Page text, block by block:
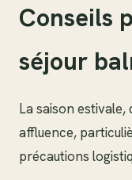
Conseils
séjour
La saison
affluence,
précautions